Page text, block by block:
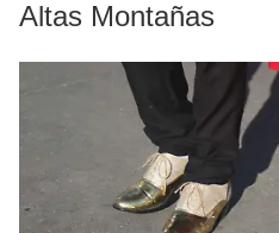
Altas Montañas